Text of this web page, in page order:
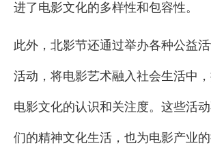
进了电影文化的多样性和包容性。
此外，北影节还通过举办各种公益
活动，将电影艺术融入社会生活中
电影文化的认识和关注度。这些活
们的精神文化生活，也为电影产业